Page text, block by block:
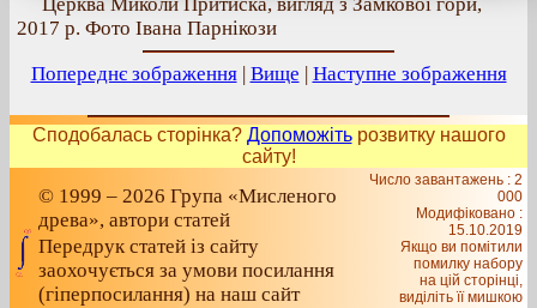
2017 р. Фото Івана Парнікози
Попереднє зображення| Вище | Наступне зображення
Сподобалась сторінка? Допоможітьрозвитку нашого
сайту!
© 1999 – 2026 Група «Мисленого
древа», автори статей
Передрук статей із сайту
заохочується за умови посилання
(гіперпосилання) на наш сайт
Число завантажень : 2
000
Модифіковано :
15.10.2019
Якщо ви помітили
помилку набору
на цiй сторiнцi,
видiлiть її мишкою